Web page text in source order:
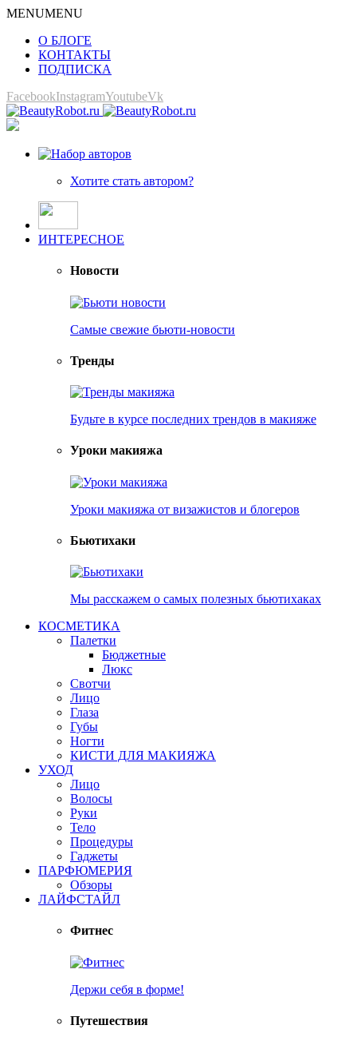
MENUMENU
О БЛОГЕ
КОНТАКТЫ
ПОДПИСКА
FacebookInstagramYoutubeVk
Хотите стать автором?
ИНТЕРЕСНОЕ
Новости
Самые свежие бьюти-новости
Тренды
Будьте в курсе последних трендов в макияже
Уроки макияжа
Уроки макияжа от визажистов и блогеров
Бьютихаки
Мы расскажем о самых полезных бьютихаках
КОСМЕТИКА
Палетки
Бюджетные
Люкс
Свотчи
Лицо
Глаза
Губы
Ногти
КИСТИ ДЛЯ МАКИЯЖА
УХОД
Лицо
Волосы
Руки
Тело
Процедуры
Гаджеты
ПАРФЮМЕРИЯ
Обзоры
ЛАЙФСТАЙЛ
Фитнес
Держи себя в форме!
Путешествия